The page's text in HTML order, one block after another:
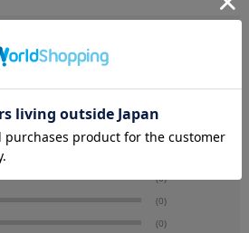
5.0
レビュー件数：2件
(0)
(0)
(0)